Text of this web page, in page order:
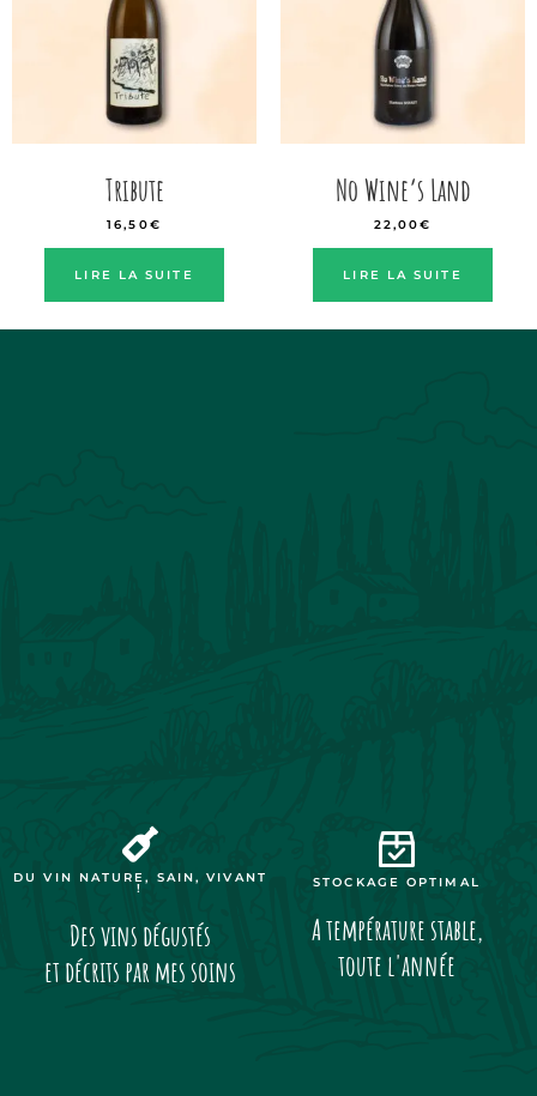
Tribute
16,50€
LIRE LA SUITE
No Wine’s Land
22,00€
LIRE LA SUITE
DU VIN NATURE, SAIN, VIVANT
!
Des vins dégustés
et décrits par mes soins
STOCKAGE OPTIMAL
A température stable,
toute l'année